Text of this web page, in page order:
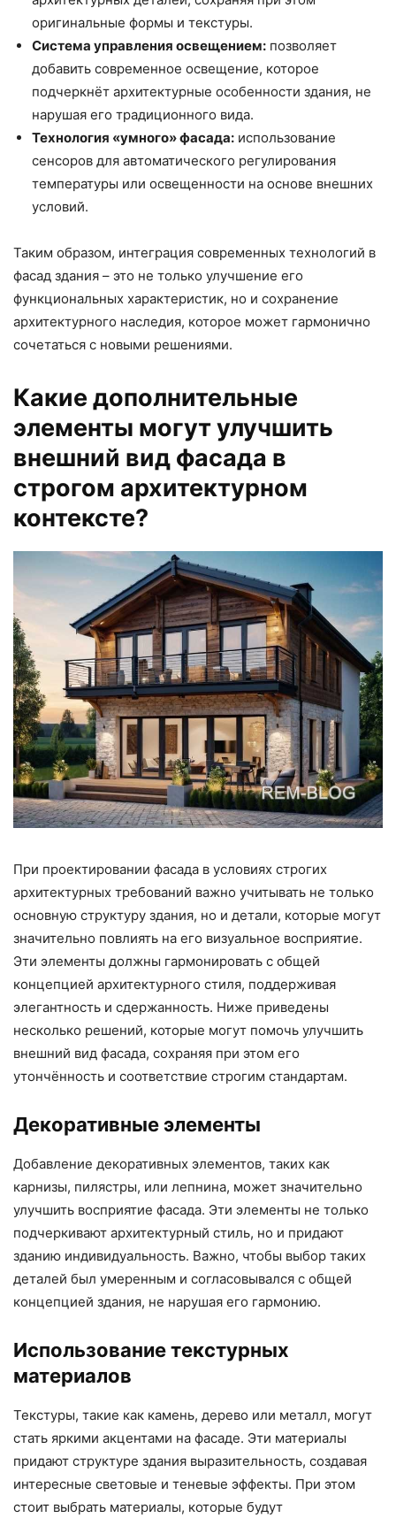
оригинальные формы и текстуры.
Система управления освещением: позволяет
добавить современное освещение, которое
подчеркнёт архитектурные особенности здания, не
нарушая его традиционного вида.
Технология «умного» фасада: использование
сенсоров для автоматического регулирования
температуры или освещенности на основе внешних
условий.
Таким образом, интеграция современных технологий в
фасад здания – это не только улучшение его
функциональных характеристик, но и сохранение
архитектурного наследия, которое может гармонично
сочетаться с новыми решениями.
Какие дополнительные
элементы могут улучшить
внешний вид фасада в
строгом архитектурном
контексте?
При проектировании фасада в условиях строгих
архитектурных требований важно учитывать не только
основную структуру здания, но и детали, которые могут
значительно повлиять на его визуальное восприятие.
Эти элементы должны гармонировать с общей
концепцией архитектурного стиля, поддерживая
элегантность и сдержанность. Ниже приведены
несколько решений, которые могут помочь улучшить
внешний вид фасада, сохраняя при этом его
утончённость и соответствие строгим стандартам.
Декоративные элементы
Добавление декоративных элементов, таких как
карнизы, пилястры, или лепнина, может значительно
улучшить восприятие фасада. Эти элементы не только
подчеркивают архитектурный стиль, но и придают
зданию индивидуальность. Важно, чтобы выбор таких
деталей был умеренным и согласовывался с общей
концепцией здания, не нарушая его гармонию.
Использование текстурных
материалов
Текстуры, такие как камень, дерево или металл, могут
стать яркими акцентами на фасаде. Эти материалы
придают структуре здания выразительность, создавая
интересные световые и теневые эффекты. При этом
стоит выбрать материалы, которые будут